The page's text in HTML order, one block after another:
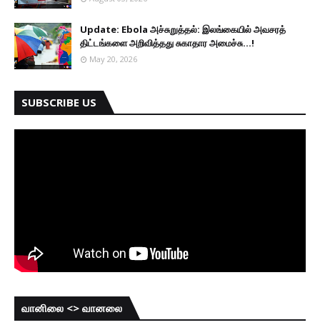
Update: Ebola அச்சுறுத்தல்: இலங்கையில் அவசரத்
திட்டங்களை அறிவித்தது சுகாதார அமைச்சு...!
May 20, 2026
SUBSCRIBE US
வானிலை <> வானலை